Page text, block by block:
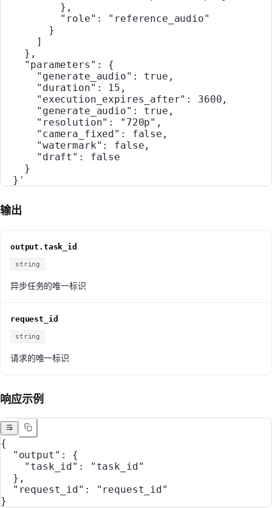
          },
          "role": "reference_audio"
        }
      ]
    },
    "parameters": {
      "generate_audio": true,
      "duration": 15,
      "execution_expires_after": 3600,
      "generate_audio": true,
      "resolution": "720p",
      "camera_fixed": false,
      "watermark": false,
      "draft": false
    }
  }'
输出
output.task_id
string
异步任务的唯一标识
request_id
string
请求的唯一标识
响应示例
{
  "output"
: {
    "task_id"
:
"task_id"
  },
  "request_id"
:
"request_id"
}